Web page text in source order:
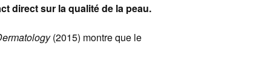
direct sur la qualité de la peau.
(2015) montre que le